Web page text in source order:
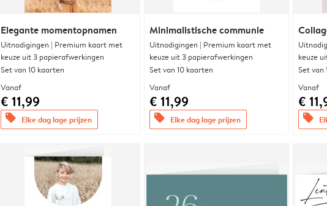
Elegante momentopnamen
Uitnodigingen | Premium kaart met
keuze uit 3 papierafwerkingen
Set van 10 kaarten
Vanaf
€ 11,99
offers Elke dag lage prijzen
Minimalistische communie
Uitnodigingen | Premium kaart met
keuze uit 3 papierafwerkingen
Set van 10 kaarten
Vanaf
€ 11,99
offers Elke dag lage prijzen
keuze
Set van
Vanaf
€
offers